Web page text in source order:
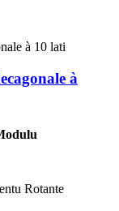
à
Rotante